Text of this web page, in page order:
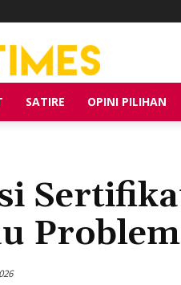
SATIRE OPINI PILIHAN
Problem